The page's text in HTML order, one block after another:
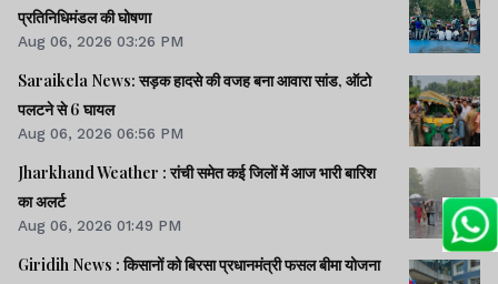
प्रतिनिधिमंडल की घोषणा
Aug 06, 2026 03:26 PM
Saraikela News: सड़क हादसे की वजह बना आवारा सांड, ऑटो
पलटने से 6 घायल
Aug 06, 2026 06:56 PM
Jharkhand Weather : रांची समेत कई जिलों में आज भारी बारिश
का अलर्ट
Aug 06, 2026 01:49 PM
Giridih News : किसानों को बिरसा प्रधानमंत्री फसल बीमा योजना